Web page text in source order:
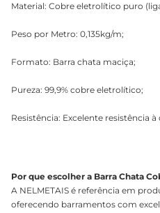
Material: Cobre eletrolítico puro (liga
Peso por Metro: 0,135kg/m;
Formato: Barra chata maciça;
Pureza: 99,9% cobre eletrolítico;
Resistência: Excelente resistência
Por que escolher a Barra Chata
A NELMETAIS é referência em
oferecendo barramentos com